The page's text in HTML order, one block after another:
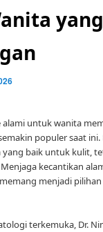
alami untuk wanita
populer saat ini.
yang baik untuk kulit,
kecantikan
menjadi
terkemuka, Dr.